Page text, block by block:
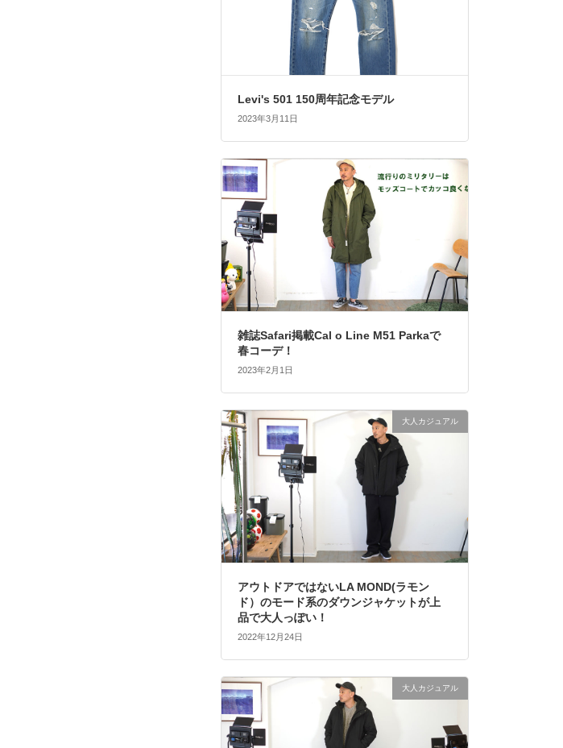
Levi's 501 150周年記念モデル
2023年3月11日
雑誌Safari掲載Cal o Line M51 Parkaで
春コーデ！
2023年2月1日
大人カジュアル
アウトドアではないLA MOND(ラモン
ド）のモード系のダウンジャケットが上
品で大人っぽい！
2022年12月24日
大人カジュアル